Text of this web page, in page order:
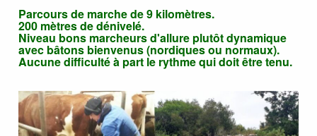
Parcours de marche de 9 kilomètres.
200 mètres de dénivelé.
Niveau bons marcheurs d'allure plutôt dynamique
avec bâtons bienvenus (nordiques ou normaux).
Aucune difficulté à part le rythme qui doit être tenu.